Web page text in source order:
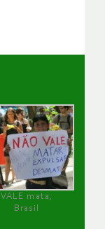
VALE mata,
Brasil